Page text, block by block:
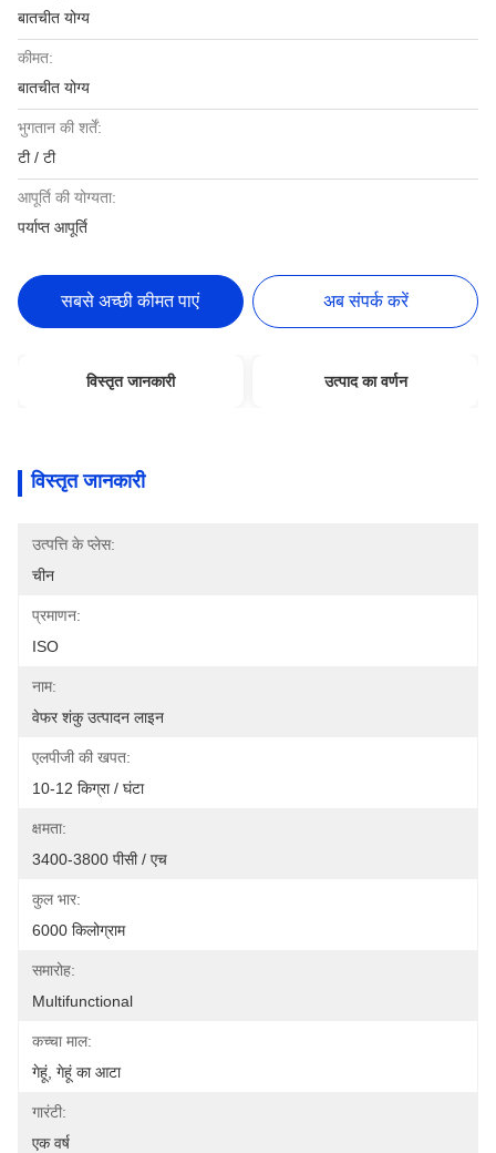
बातचीत योग्य
कीमत:
बातचीत योग्य
भुगतान की शर्तें:
टी / टी
आपूर्ति की योग्यता:
पर्याप्त आपूर्ति
सबसे अच्छी कीमत पाएं अब संपर्क करें
विस्तृत जानकारी उत्पाद का वर्णन
विस्तृत जानकारी
उत्पत्ति के प्लेस:
चीन
प्रमाणन:
ISO
नाम:
वेफर शंकु उत्पादन लाइन
एलपीजी की खपत:
10-12 किग्रा / घंटा
क्षमता:
3400-3800 पीसी / एच
कुल भार:
6000 किलोग्राम
समारोह:
Multifunctional
कच्चा माल:
गेहूं, गेहूं का आटा
गारंटी:
एक वर्ष